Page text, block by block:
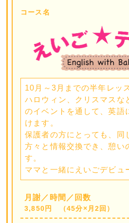
コース名
10月～3月までの半年レッ
ハロウィン、クリスマスな
のイベントを通して、英語
けます。
保護者の方にとっても、同
方々と情報交換でき、憩い
す。
ママと一緒にえいごデビュ
月謝／時間／回数
3,850円 （45分×月2回）